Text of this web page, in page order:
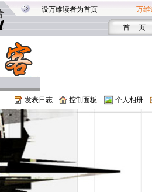
设万维读者为首页 万维
首 页
发表日志 控制面板 个人相册